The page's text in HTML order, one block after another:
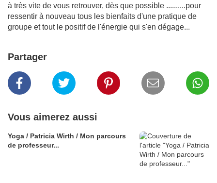
à très vite de vous retrouver, dès que possible ..........pour
ressentir à nouveau tous les bienfaits d'une pratique de
groupe et tout le positif de l'énergie qui s'en dégage...
Partager
Vous aimerez aussi
Yoga / Patricia Wirth / Mon parcours
de professeur...